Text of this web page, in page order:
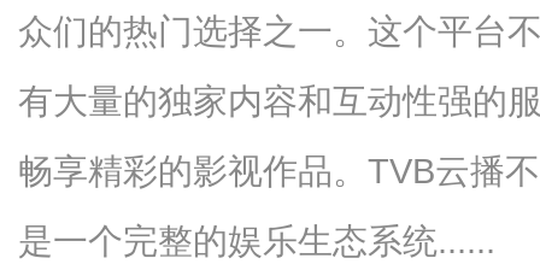
众们的热门选择之一。这个平台
有大量的独家内容和互动性强的
畅享精彩的影视作品。TVB云播
是一个完整的娱乐生态系统......